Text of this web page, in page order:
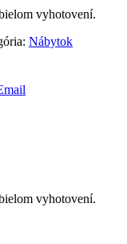
vyhotovení.
Nábytok
vyhotovení.